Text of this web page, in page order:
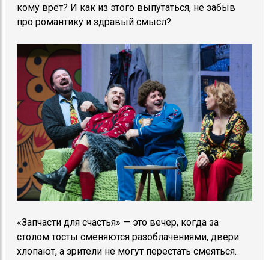
кому врёт? И как из этого выпутаться, не забыв
про романтику и здравый смысл?
«Запчасти для счастья» — это вечер, когда за
столом тосты сменяются разоблачениями, двери
хлопают, а зрители не могут перестать смеяться.